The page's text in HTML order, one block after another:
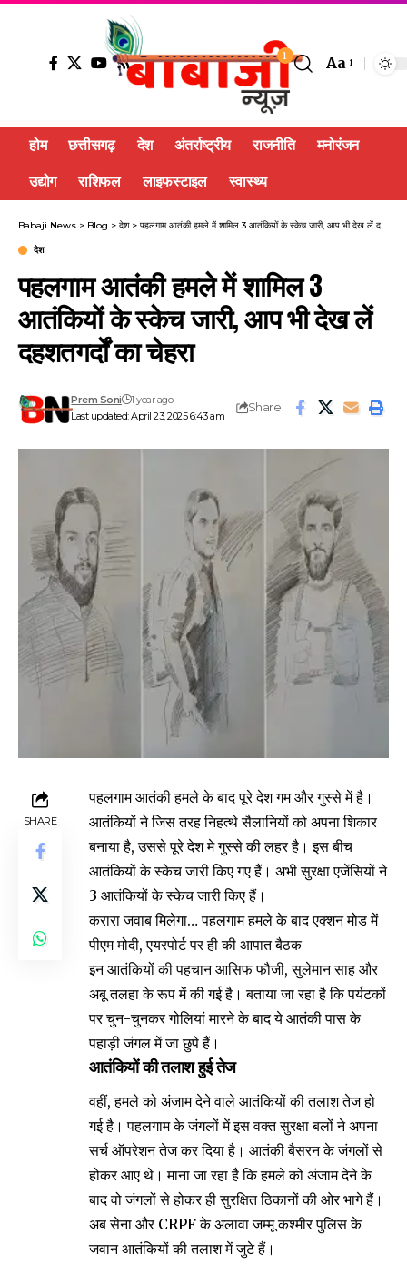
1 Aa
होम छत्तीसगढ़ देश अंतर्राष्ट्रीय राजनीति मनोरंजन
उद्योग राशिफल लाइफस्टाइल स्वास्थ्य
Babaji News > Blog > देश> पहलगाम आतंकी हमले में शामिल 3 आतंकियों के स्केच जारी, आप भी देख लें दहशतगर्दों का चेहरा
देश
पहलगाम आतंकी हमले में शामिल 3
आतंकियों के स्केच जारी, आप भी देख लें
दहशतगर्दों का चेहरा
Last updated: April 23, 2025 6:43 am
Prem Soni 1 year ago
Share
SHARE
पहलगाम आतंकी हमले के बाद पूरे देश गम और गुस्से में है।
आतंकियों ने जिस तरह निहत्थे सैलानियों को अपना शिकार
बनाया है, उससे पूरे देश मे गुस्से की लहर है। इस बीच
आतंकियों के स्केच जारी किए गए हैं। अभी सुरक्षा एजेंसियों ने
3 आतंकियों के स्केच जारी किए हैं।
करारा जवाब मिलेगा… पहलगाम हमले के बाद एक्शन मोड में
पीएम मोदी, एयरपोर्ट पर ही की आपात बैठक
इन आतंकियों की पहचान आसिफ फौजी, सुलेमान साह और
अबू तलहा के रूप में की गई है। बताया जा रहा है कि पर्यटकों
पर चुन-चुनकर गोलियां मारने के बाद ये आतंकी पास के
पहाड़ी जंगल में जा छुपे हैं।
आतंकियों की तलाश हुई तेज
वहीं, हमले को अंजाम देने वाले आतंकियों की तलाश तेज हो
गई है। पहलगाम के जंगलों में इस वक्त सुरक्षा बलों ने अपना
सर्च ऑपरेशन तेज कर दिया है। आतंकी बैसरन के जंगलों से
होकर आए थे। माना जा रहा है कि हमले को अंजाम देने के
बाद वो जंगलों से होकर ही सुरक्षित ठिकानों की ओर भागे हैं।
अब सेना और CRPF के अलावा जम्मू कश्मीर पुलिस के
जवान आतंकियों की तलाश में जुटे हैं।